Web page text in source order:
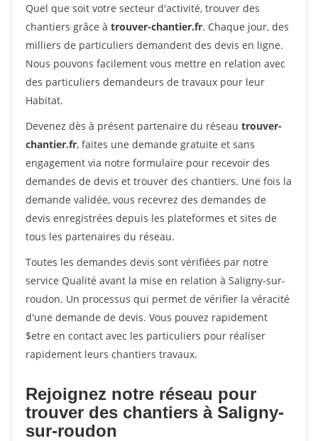
Quel que soit votre secteur d'activité, trouver des
chantiers grâce à trouver-chantier.fr. Chaque jour, des
milliers de particuliers demandent des devis en ligne.
Nous pouvons facilement vous mettre en relation avec
des particuliers demandeurs de travaux pour leur
Habitat.
Devenez dès à présent partenaire du réseau trouver-
chantier.fr, faites une demande gratuite et sans
engagement via notre formulaire pour recevoir des
demandes de devis et trouver des chantiers. Une fois la
demande validée, vous recevrez des demandes de
devis enregistrées depuis les plateformes et sites de
tous les partenaires du réseau.
Toutes les demandes devis sont vérifiées par notre
service Qualité avant la mise en relation à Saligny-sur-
roudon. Un processus qui permet de vérifier la véracité
d'une demande de devis. Vous pouvez rapidement
$etre en contact avec les particuliers pour réaliser
rapidement leurs chantiers travaux.
Rejoignez notre réseau pour
trouver des chantiers à Saligny-
sur-roudon